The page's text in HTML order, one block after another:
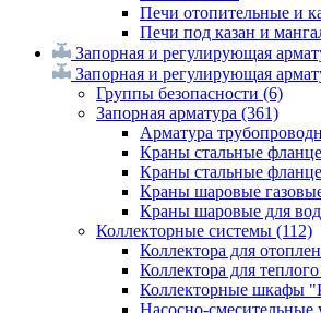
Печи отопительные и
Печи под казан и
Запорная и регулирующая
Запорная и регулирующая
Группы безопасности (6)
Запорная арматура (361)
Арматура
Краны стальные
Краны стальные
Краны шаровые
Краны шаровые для
Коллекторные системы (112)
Коллектора для
Коллектора для
Коллекторные шкафы
Насосно-смесительные